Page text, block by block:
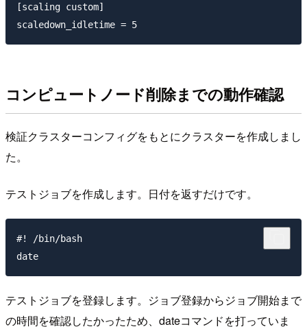
[scaling custom]
コンピュートノード削除までの動作確認
検証クラスターコンフィグをもとにクラスターを作成しまし
た。
テストジョブを作成します。日付を返すだけです。
#! /bin/bash
テストジョブを登録します。ジョブ登録からジョブ開始まで
の時間を確認したかったため、dateコマンドを打っていま